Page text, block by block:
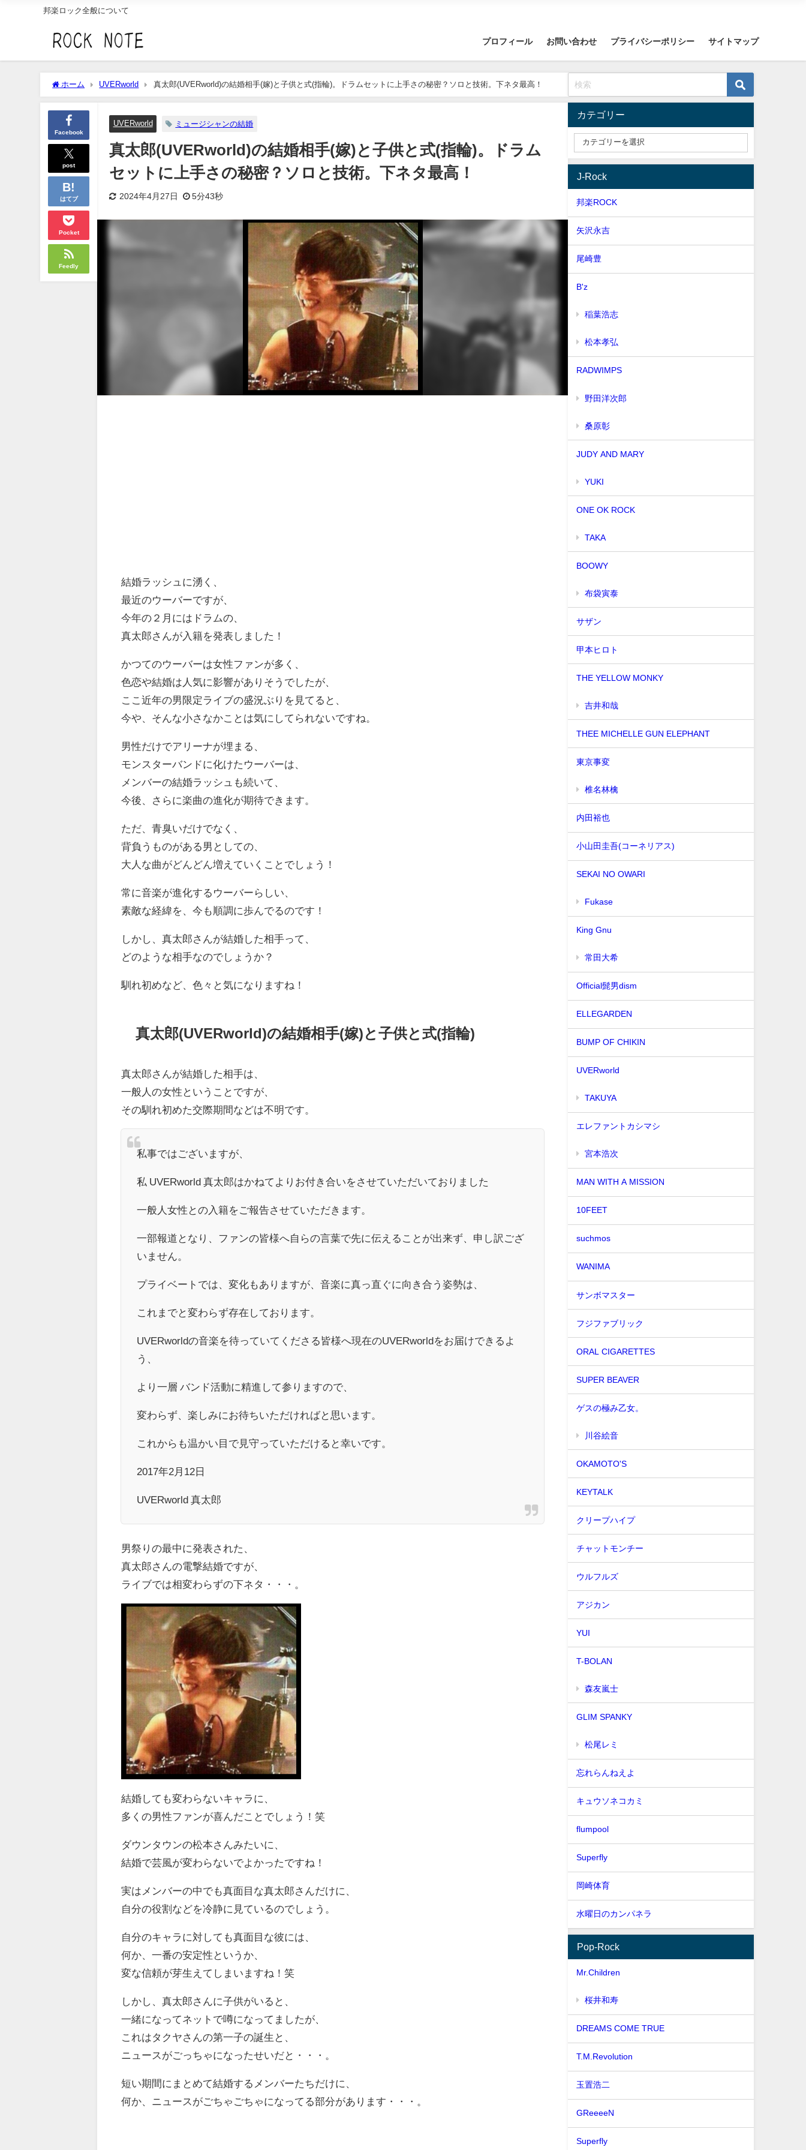
邦楽ロック全般について
プロフィール お問い合わせ プライバシーポリシー サイトマップ
ホーム UVERworld 真太郎(UVERworld)の結婚相手(嫁)と子供と式(指輪)。ドラムセットに上手さの秘密？ソロと技術。下ネタ最高！
Facebook
post
はてブ
Pocket
Feedly
UVERworld ミュージシャンの結婚
真太郎(UVERworld)の結婚相手(嫁)と子供と式(指輪)。ドラム
セットに上手さの秘密？ソロと技術。下ネタ最高！
2024年4月27日 5分43秒
結婚ラッシュに湧く、
最近のウーバーですが、
今年の２月にはドラムの、
真太郎さんが入籍を発表しました！
かつてのウーバーは女性ファンが多く、
色恋や結婚は人気に影響がありそうでしたが、
ここ近年の男限定ライブの盛況ぶりを見てると、
今や、そんな小さなかことは気にしてられないですね。
男性だけでアリーナが埋まる、
モンスターバンドに化けたウーバーは、
メンバーの結婚ラッシュも続いて、
今後、さらに楽曲の進化が期待できます。
ただ、青臭いだけでなく、
背負うものがある男としての、
大人な曲がどんどん増えていくことでしょう！
常に音楽が進化するウーバーらしい、
素敵な経緯を、今も順調に歩んでるのです！
しかし、真太郎さんが結婚した相手って、
どのような相手なのでしょうか？
馴れ初めなど、色々と気になりますね！
真太郎(UVERworld)の結婚相手(嫁)と子供と式(指輪)
真太郎さんが結婚した相手は、
一般人の女性ということですが、
その馴れ初めた交際期間などは不明です。
私事ではございますが、
私 UVERworld 真太郎はかねてよりお付き合いをさせていただいておりました
一般人女性との入籍をご報告させていただきます。
一部報道となり、ファンの皆様へ自らの言葉で先に伝えることが出来ず、申し訳ござ
いません。
プライベートでは、変化もありますが、音楽に真っ直ぐに向き合う姿勢は、
これまでと変わらず存在しております。
UVERworldの音楽を待っていてくださる皆様へ現在のUVERworldをお届けできるよ
う、
より一層 バンド活動に精進して参りますので、
変わらず、楽しみにお待ちいただければと思います。
これからも温かい目で見守っていただけると幸いです。
2017年2月12日
UVERworld 真太郎
男祭りの最中に発表された、
真太郎さんの電撃結婚ですが、
ライブでは相変わらずの下ネタ・・・。
結婚しても変わらないキャラに、
多くの男性ファンが喜んだことでしょう！笑
ダウンタウンの松本さんみたいに、
結婚で芸風が変わらないでよかったですね！
実はメンバーの中でも真面目な真太郎さんだけに、
自分の役割などを冷静に見ているのでしょう。
自分のキャラに対しても真面目な彼には、
何か、一番の安定性というか、
変な信頼が芽生えてしまいますね！笑
しかし、真太郎さんに子供がいると、
一緒になってネットで噂になってましたが、
これはタクヤさんの第一子の誕生と、
ニュースがごっちゃになったせいだと・・・。
短い期間にまとめて結婚するメンバーたちだけに、
何か、ニュースがごちゃごちゃになってる部分があります・・・。
カテゴリー
J-Rock
邦楽ROCK
矢沢永吉
尾崎豊
B'z
稲葉浩志
松本孝弘
RADWIMPS
野田洋次郎
桑原彰
JUDY AND MARY
YUKI
ONE OK ROCK
TAKA
BOOWY
布袋寅泰
サザン
甲本ヒロト
THE YELLOW MONKY
吉井和哉
THEE MICHELLE GUN ELEPHANT
東京事変
椎名林檎
内田裕也
小山田圭吾(コーネリアス)
SEKAI NO OWARI
Fukase
King Gnu
常田大希
Official髭男dism
ELLEGARDEN
BUMP OF CHIKIN
UVERworld
TAKUYA∞
エレファントカシマシ
宮本浩次
MAN WITH A MISSION
10FEET
suchmos
WANIMA
サンボマスター
フジファブリック
ORAL CIGARETTES
SUPER BEAVER
ゲスの極み乙女。
川谷絵音
OKAMOTO'S
KEYTALK
クリープハイプ
チャットモンチー
ウルフルズ
アジカン
YUI
T-BOLAN
森友嵐士
GLIM SPANKY
松尾レミ
忘れらんねえよ
キュウソネコカミ
flumpool
Superfly
岡崎体育
水曜日のカンパネラ
Pop-Rock
Mr.Children
桜井和寿
DREAMS COME TRUE
T.M.Revolution
玉置浩二
GReeeeN
Superfly